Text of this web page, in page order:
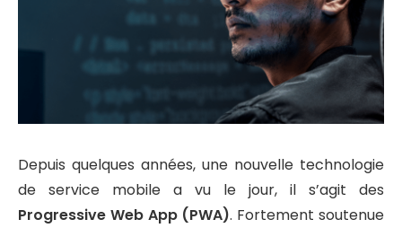
Depuis quelques années, une nouvelle technologie
de service mobile a vu le jour, il s’agit des
Progressive Web App (PWA). Fortement soutenue